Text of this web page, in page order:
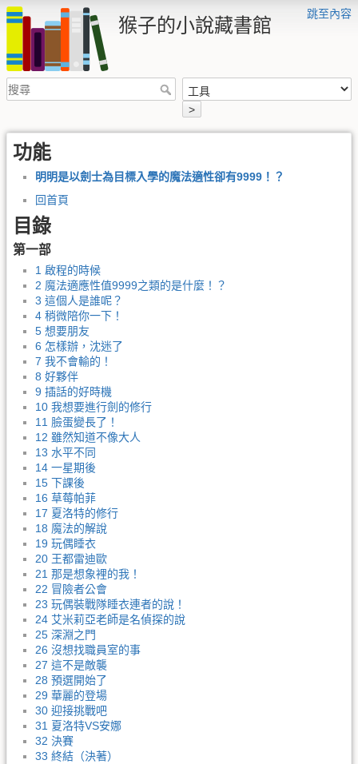
跳至內容
猴子的小說藏書館
>
功能
明明是以劍士為目標入學的魔法適性卻有9999！？
回首頁
目錄
第一部
1 啟程的時候
2 魔法適應性值9999之類的是什麼！？
3 這個人是誰呢？
4 稍微陪你一下！
5 想要朋友
6 怎樣辦，沈迷了
7 我不會輸的！
8 好夥伴
9 插話的好時機
10 我想要進行劍的修行
11 臉蛋變長了！
12 雖然知道不像大人
13 水平不同
14 一星期後
15 下課後
16 草莓帕菲
17 夏洛特的修行
18 魔法的解說
19 玩偶睡衣
20 王都雷迪歐
21 那是想象裡的我！
22 冒險者公會
23 玩偶裝戰隊睡衣連者的說！
24 艾米莉亞老師是名偵探的說
25 深淵之門
26 沒想找職員室的事
27 這不是敵襲
28 預選開始了
29 華麗的登場
30 迎接挑戰吧
31 夏洛特VS安娜
32 決賽
33 終結（決著）